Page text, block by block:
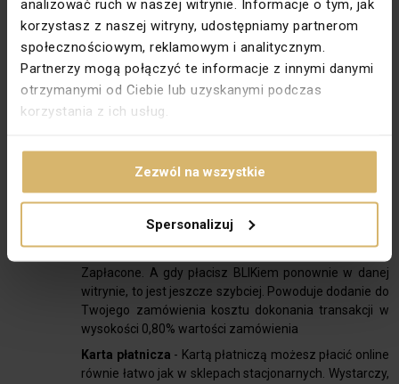
analizować ruch w naszej witrynie. Informacje o tym, jak
korzystasz z naszej witryny, udostępniamy partnerom
społecznościowym, reklamowym i analitycznym.
Partnerzy mogą połączyć te informacje z innymi danymi
otrzymanymi od Ciebie lub uzyskanymi podczas
korzystania z ich usług.
Zezwól na wszystkie
Spersonalizuj
banków wspiera tę metodę płatności. Nie musisz
wypełniać żadnych danych do przelewu, wszystko
będzie już przygotowane za Ciebie. Co więcej cały
proces płatności może zająć dosłownie kilkadziesiąt
sekund. Pieniądze trafiają na konto sprzedawcy od
razu i to niezależnie, czy jest dzień roboczy, czy nie.
Powoduje dodanie do Twojego zamówienia kosztu
zamówienia
- Jeśli masz aplikację swojego banku i chcesz
naprawdę szybko wykonać płatność, sprawdź BLIK.
Metoda ta jest bardzo prosta. Wybierasz płatność
BLIK, przepisuje kod z aplikacji bankowej,
Zapłacone. A gdy płacisz BLIKiem ponownie w danej
witrynie, to jest jeszcze szybciej. Powoduje dodanie do
Twojego zamówienia kosztu dokonania transakcji w
wysokości 0,80% wartości zamówienia
Karta płatnicza - Kartą płatniczą możesz płacić online
równie łatwo jak w sklepach stacjonarnych. Wystarczy,